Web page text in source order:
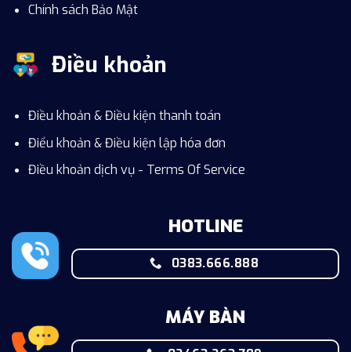
Chính sách Bảo Mật
Điều khoản
Điều khoản & Điều kiện thanh toán
Điểu khoản & Điều kiện lập hóa đơn
Điều khoản dịch vụ - Terms Of Service
HOTLINE
0383.666.888
MÁY BÀN